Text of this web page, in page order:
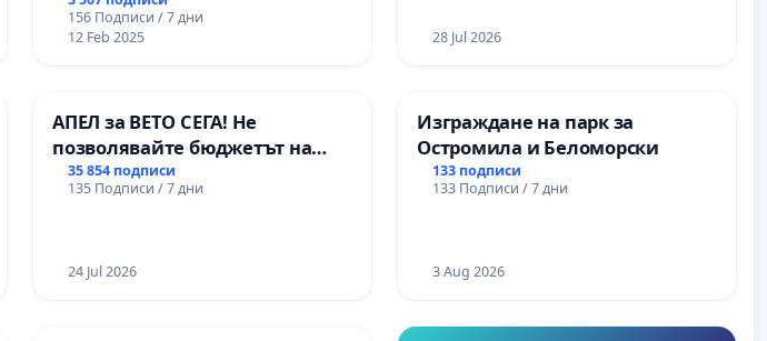
156 Подписи / 7 дни
12 Feb 2025
пътен възел АМ „Тракия“ - гр.
28 Jul 2026
АПЕЛ за ВЕТО СЕГА! Не
позволявайте бюджетът на
Радев да открадне парите и
правата ни в тъмното
35 854 подписи
135 Подписи / 7 дни
24 Jul 2026
Изграждане на парк за
Остромила и Беломорски
133 подписи
133 Подписи / 7 дни
3 Aug 2026